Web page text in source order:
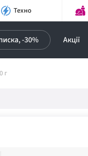
Техно
-30% Акції
г